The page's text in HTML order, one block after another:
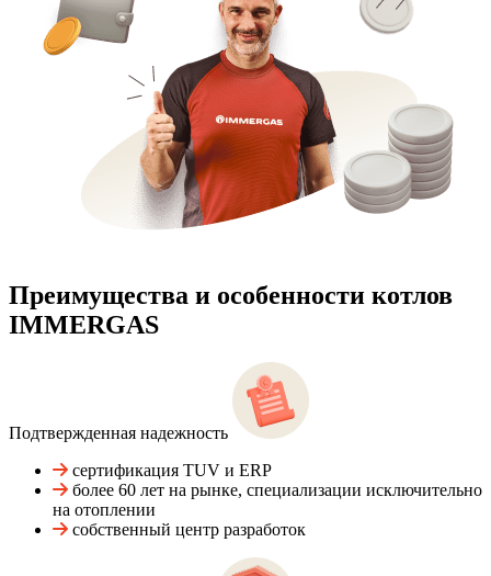
Преимущества и особенности котлов
IMMERGAS
Подтвержденная надежность
сертификация TUV и ERP
более 60 лет на рынке, специализации исключительно
на отоплении
собственный центр разработок